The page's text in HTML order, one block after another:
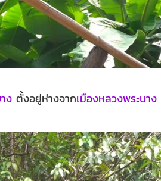
ง ตั้งอยู่ห่างจากเมืองหลวงพระบาง